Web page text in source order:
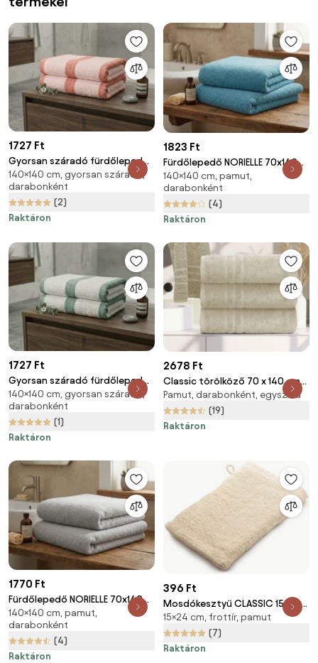
1727 Ft
Gyorsan száradó fürdőlepedő
VELMORA 70x140 cm rózsaszín,
100% mikroszál
140×140 cm, gyorsan száradó,
darabonként
(2)
Raktáron
1823 Ft
Fürdőlepedő NORIELLE 70x140
cm világoskék, 100% pamut
140×140 cm, pamut,
darabonként
(4)
Raktáron
1727 Ft
Gyorsan száradó fürdőlepedő
VELMORA 70x140 cm mentás,
100% mikroszál
140×140 cm, gyorsan száradó,
darabonként
(1)
Raktáron
2678 Ft
Classic törölköző 70 x 140 cm
krém, 100% pamut
Pamut, darabonként, egyszínű
(19)
Raktáron
1770 Ft
Fürdőlepedő NORIELLE 70x140
cm világosszürke, 100% pamut
140×140 cm, pamut,
darabonként
(4)
Raktáron
396 Ft
Mosdókesztyű CLASSIC 15x24
cm, krémszínű
15×24 cm, frottír, pamut
(7)
Raktáron